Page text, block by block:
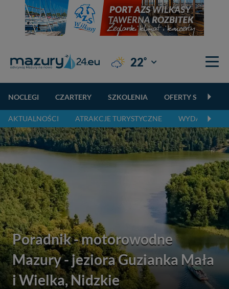
22° Giżycko
NOCLEGI CZARTERY SZKOLENIA OFERTY
AKTUALNOŚCI ATRAKCJE TURYSTYCZNE WYDARZENIA
Poradnik - motorowodne
Mazury - jeziora Guzianka Mała
i Wielka, Nidzkie